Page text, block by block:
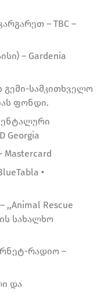
– TBC –
– Gardenia
გემი-სამკითხველო
ფონდი.
Georgia
•
Rescue
სახალხო
რადიო –
და